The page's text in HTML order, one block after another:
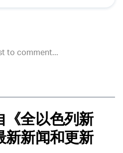
《全以色列新
新新闻和更新